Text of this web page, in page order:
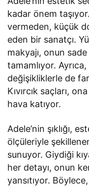
kadar önem
vermeden, küçük
eden bir sanatçı.
makyajı, onun
tamamlıyor.
değişikliklerle de
Kıvırcık saçları,
hava katıyor.
Adele’nin şıklığı,
ölçüleriyle
sunuyor. Giydiği
her detayı, onun
yansıtıyor.